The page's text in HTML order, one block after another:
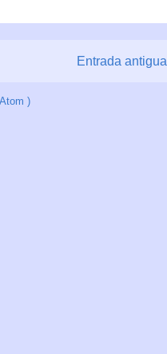
Entrada antigua
)